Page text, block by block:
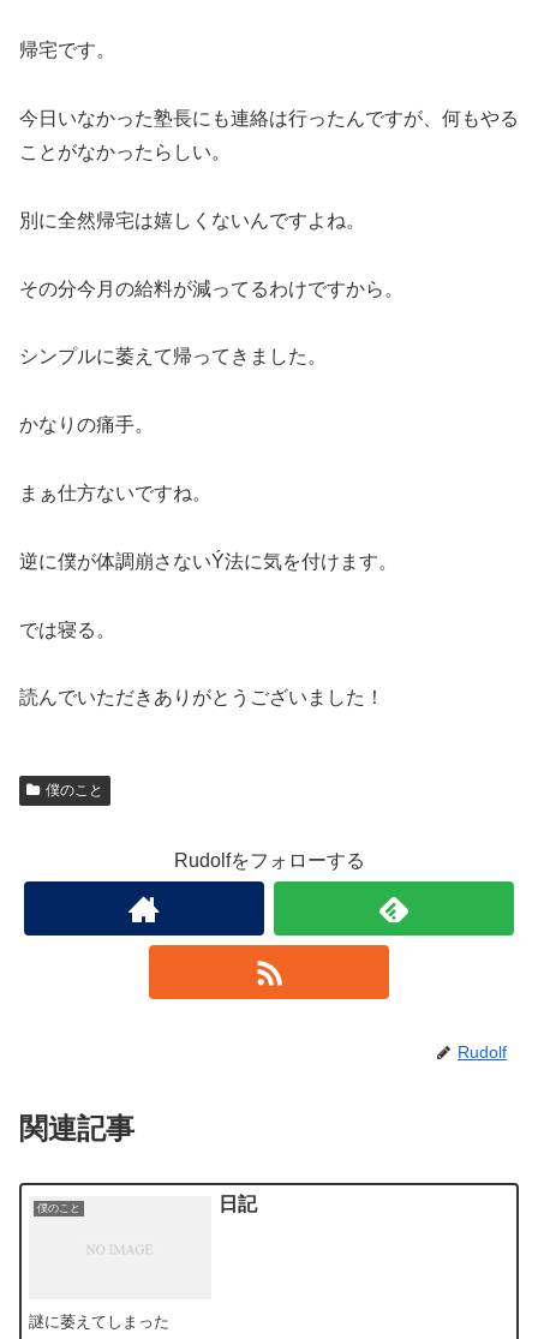
帰宅です。
今日いなかった塾長にも連絡は行ったんですが、何もやる
ことがなかったらしい。
別に全然帰宅は嬉しくないんですよね。
その分今月の給料が減ってるわけですから。
シンプルに萎えて帰ってきました。
かなりの痛手。
まぁ仕方ないですね。
逆に僕が体調崩さないÝ法に気を付けます。
では寝る。
読んでいただきありがとうございました！
僕のこと
Rudolfをフォローする
Rudolf
関連記事
僕のこと 日記
謎に萎えてしまった